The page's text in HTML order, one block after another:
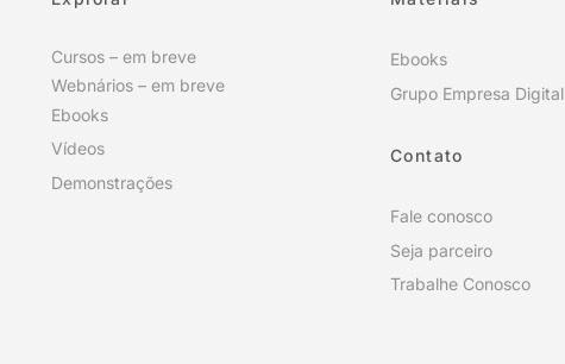
Cursos – em breve
Webnários – em breve
Ebooks
Vídeos
Demonstrações
Ebooks
Grupo Empresa Digital
Contato
Fale conosco
Seja parceiro
Trabalhe Conosco